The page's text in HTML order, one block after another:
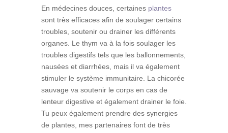
En médecines douces, certaines plantes
sont très efficaces afin de soulager certains
troubles, soutenir ou drainer les différents
organes. Le thym va à la fois soulager les
troubles digestifs tels que les ballonnements,
nausées et diarrhées, mais il va également
stimuler le système immunitaire. La chicorée
sauvage va soutenir le corps en cas de
lenteur digestive et également drainer le foie.
Tu peux également prendre des synergies
de plantes, mes partenaires font de très